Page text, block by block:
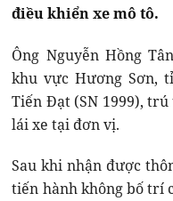
điều khiển xe mô tô.
Ông Nguyễn Hồng
khu vực Hương Sơn,
Tiến Đạt (SN 1999),
lái xe tại đơn vị.
Sau khi nhận được
tiến hành không bố trí